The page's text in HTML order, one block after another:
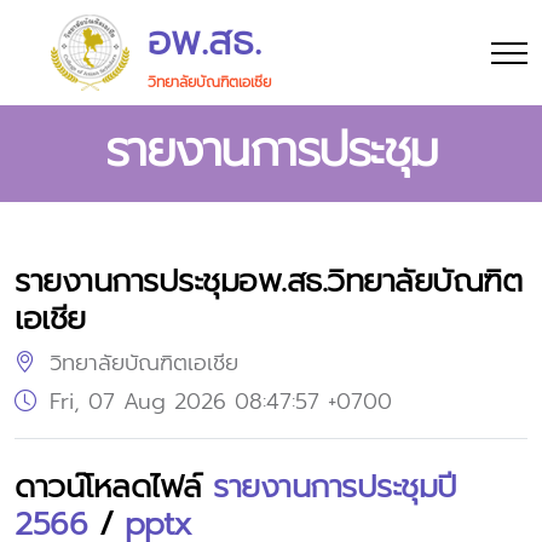
อพ.สธ.
วิทยาลัยบัณฑิตเอเซีย
รายงานการประชุม
รายงานการประชุมอพ.สธ.วิทยาลัยบัณฑิต
เอเชีย
วิทยาลัยบัณฑิตเอเชีย
Fri, 07 Aug 2026 08:47:57 +0700
ดาวน์โหลดไฟล์ รายงานการประชุมปี
2566 / pptx